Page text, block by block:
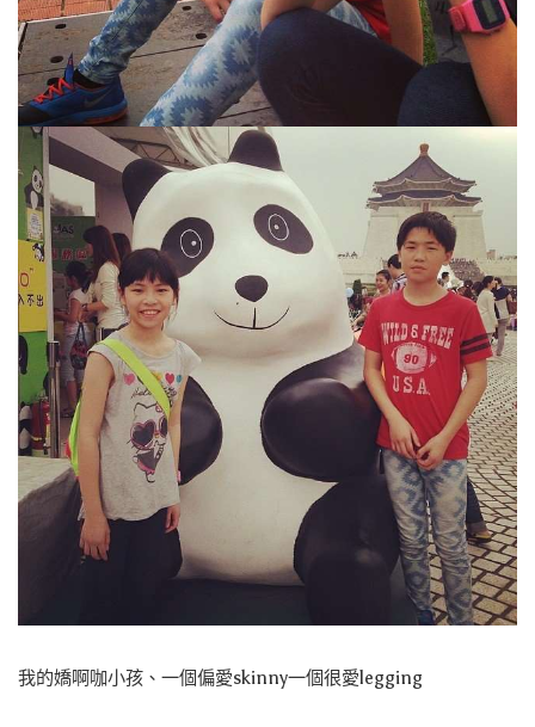
我的嬌啊咖小孩、一個偏愛skinny一個很愛legging